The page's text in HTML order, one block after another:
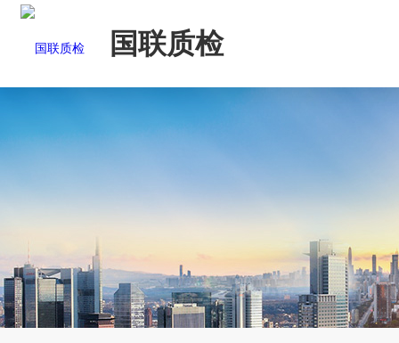
国联质检